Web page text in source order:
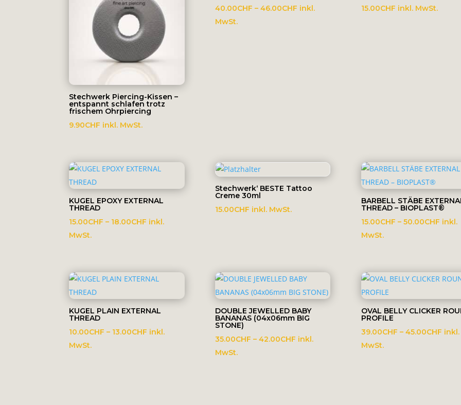
Stechwerk Piercing-Kissen –
entspannt schlafen trotz
frischem Ohrpiercing
9.90CHF inkl. MwSt.
40.00CHF – 46.00CHFPreisspanne:
inkl.
MwSt.
15.00CHF inkl. MwSt.
KUGEL EPOXY EXTERNAL
THREAD
15.00CHF – 18.00CHF Preisspanne:
inkl.
MwSt.
Stechwerk‘ BESTE Tattoo
Creme 30ml
15.00CHF inkl. MwSt.
BARBELL STÄBE
THREAD – BIOPLAST®
15.00CHF – 50.00CHF inkl.
MwSt.
KUGEL PLAIN EXTERNAL
THREAD
10.00CHF – 13.00CHF Preisspanne:
inkl.
MwSt.
DOUBLE JEWELLED BABY
BANANAS (04x06mm BIG
STONE)
35.00CHF – 42.00CHFPreisspanne:
inkl.
MwSt.
OVAL BELLY CLICKER
PROFILE
39.00CHF – 45.00CHF inkl.
MwSt.